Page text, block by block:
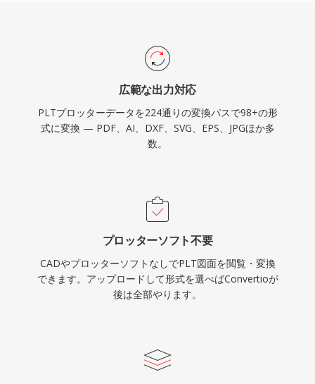
広範な出力対応
PLTプロッターデータを224通りの変換パスで98+の形
式に変換 — PDF、AI、DXF、SVG、EPS、JPGほか多
数。
プロッターソフト不要
CADやプロッターソフトなしでPLT図面を閲覧・変換
できます。アップロードして形式を選べばConvertioが
後は全部やります。